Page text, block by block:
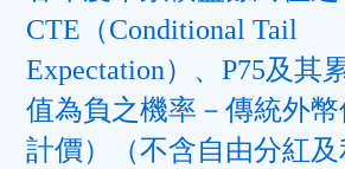
CTE（Conditional Tail
Expectation）、P75及其
值為負之機率－傳統外
計價）（不含自由分紅